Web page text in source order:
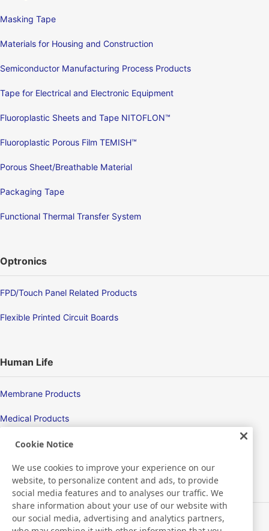
Masking Tape
Materials for Housing and Construction
Semiconductor Manufacturing Process Products
Tape for Electrical and Electronic Equipment
Fluoroplastic Sheets and Tape NITOFLON™
Fluoroplastic Porous Film TEMISH™
Porous Sheet/Breathable Material
Packaging Tape
Functional Thermal Transfer System
Optronics
FPD/Touch Panel Related Products
Flexible Printed Circuit Boards
Human Life
Membrane Products
Medical Products
Hygiene
New Products/Technologies
Flex Sensing
Cookie Notice
We use cookies to improve your experience on our
website, to personalize content and ads, to provide
social media features and to analyses our traffic. We
share information about your use of our website with
our social media, advertising and analytics partners,